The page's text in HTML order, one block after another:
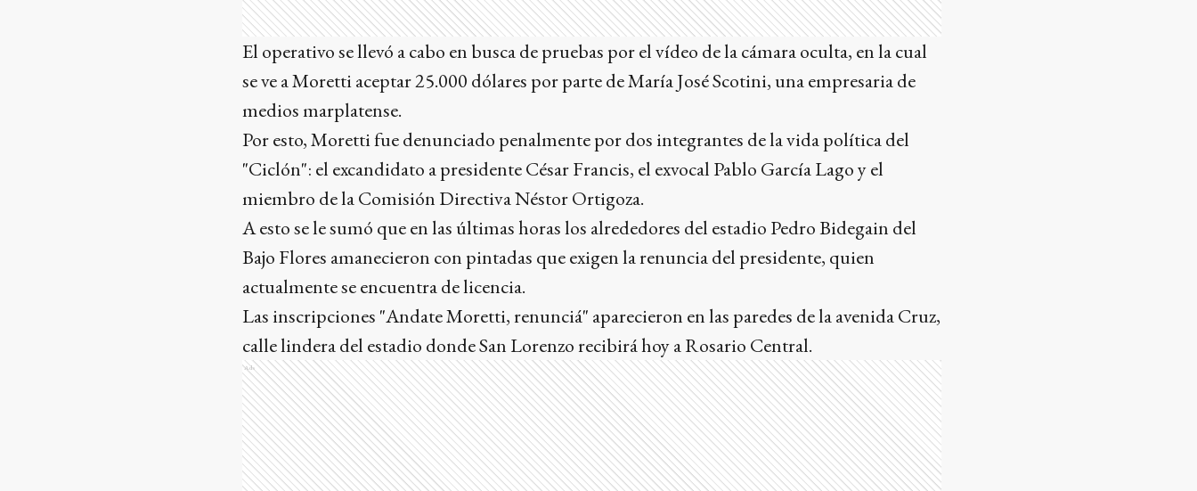
El operativo se llevó a cabo en busca de pruebas por el vídeo de la cámara oculta, en la cual
se ve a Moretti aceptar 25.000 dólares por parte de María José Scotini, una empresaria de
medios marplatense.
Por esto, Moretti fue denunciado penalmente por dos integrantes de la vida política del
"Ciclón": el excandidato a presidente César Francis, el exvocal Pablo García Lago y el
miembro de la Comisión Directiva Néstor Ortigoza.
A esto se le sumó que en las últimas horas los alrededores del estadio Pedro Bidegain del
Bajo Flores amanecieron con pintadas que exigen la renuncia del presidente, quien
actualmente se encuentra de licencia.
Las inscripciones "Andate Moretti, renunciá" aparecieron en las paredes de la avenida Cruz,
calle lindera del estadio donde San Lorenzo recibirá hoy a Rosario Central.
Ads